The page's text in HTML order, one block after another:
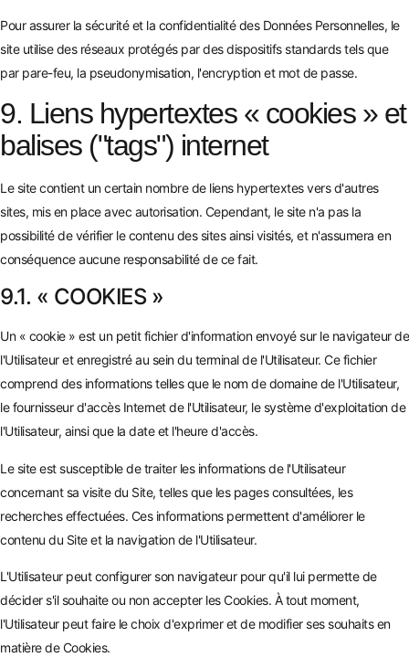
Pour assurer la sécurité et la confidentialité des Données Personnelles, le
site utilise des réseaux protégés par des dispositifs standards tels que
par pare-feu, la pseudonymisation, l'encryption et mot de passe.
9. Liens hypertextes « cookies » et
balises ("tags") internet
Le site contient un certain nombre de liens hypertextes vers d'autres
sites, mis en place avec autorisation. Cependant, le site n'a pas la
possibilité de vérifier le contenu des sites ainsi visités, et n'assumera en
conséquence aucune responsabilité de ce fait.
9.1. « COOKIES »
Un « cookie » est un petit fichier d'information envoyé sur le navigateur de
l'Utilisateur et enregistré au sein du terminal de l'Utilisateur. Ce fichier
comprend des informations telles que le nom de domaine de l'Utilisateur,
le fournisseur d'accès Internet de l'Utilisateur, le système d'exploitation de
l'Utilisateur, ainsi que la date et l'heure d'accès.
Le site est susceptible de traiter les informations de l'Utilisateur
concernant sa visite du Site, telles que les pages consultées, les
recherches effectuées. Ces informations permettent d'améliorer le
contenu du Site et la navigation de l'Utilisateur.
L'Utilisateur peut configurer son navigateur pour qu'il lui permette de
décider s'il souhaite ou non accepter les Cookies. À tout moment,
l'Utilisateur peut faire le choix d'exprimer et de modifier ses souhaits en
matière de Cookies.